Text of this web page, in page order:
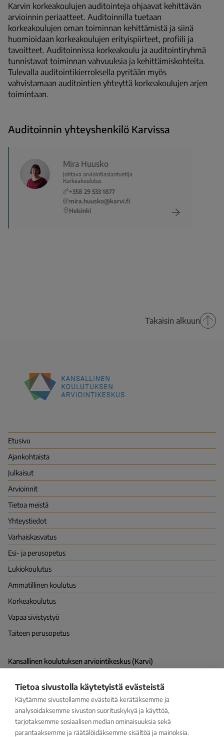
Karvin korkeakoulujen auditointeja ohjaavat kehittävän
arvioinnin periaatteet. Auditoinnilla tuetaan
korkeakoulujen oman toiminnan kehittämistä ja siinä
huomioidaan korkeakoulujen erityispiirteet, profiili ja
tavoitteet. Auditoinnissa korkeakoulu ja auditointiryhmä
tunnistavat toiminnan vahvuuksia ja kehittämiskohteita.
Tulevalla auditointikierroksella pyritään myös
vahvistamaan auditointien yhteyttä korkeakoulujen arjen
toimintaan.
Auditoinnin yhteyshenkilö Karvissa
Mira Huusko
Johtava arviointiasiantuntija
Korkeakoulutus
+358 29 533 1877
mira.huusko@karvi.fi
Helsinki
Takaisin alkuun
(Karvi)
Etusivu
Ajankohtaista
Julkaisut
Arvioinnit
Tietoa meistä
Yhteystiedot
Varhais­kasvatus
Esi- ja perusopetus
Lukio­koulutus
Ammatillinen koulutus
Korkea­koulutus
Vapaa sivistys­työ
Taiteen perusopetus
Kansallinen koulutuksen arviointikeskus (Karvi)
Vapaudenkatu 58, 40100 JYVÄSKYLÄ
kirjaamo@karvi.fi
029 533 1600
Facebook
LinkedIn
Instagram
Bluesky
YouTube
Tietoa sivustolla käytetyistä evästeistä
Käytämme sivustollamme evästeitä kerätäksemme ja
analysoidaksemme sivuston suorituskykyä ja käyttöä,
tarjotaksemme sosiaalisen median ominaisuuksia sekä
parantaaksemme ja räätälöidäksemme sisältöä ja mainoksia.